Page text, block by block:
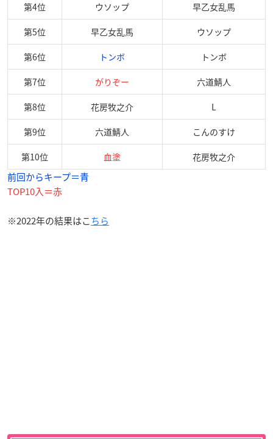
第4位 ウソップ 早乙女乱馬
第5位 早乙女乱馬 ウソップ
第6位 トンボ トンボ
第7位 がりぞー 六道鯖人
第8位 花房牧之介 L
第9位 六道鯖人 こんのすけ
第10位 血塗 花房牧之介
前回からキープ＝青
TOP10入＝赤
※2022年の結果はこちら